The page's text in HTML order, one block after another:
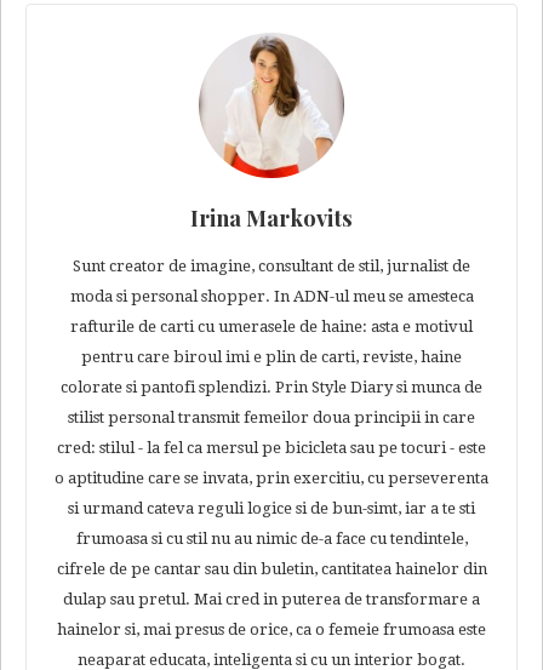
Irina Markovits
Sunt creator de imagine, consultant de stil, jurnalist de
moda si personal shopper. In ADN-ul meu se amesteca
rafturile de carti cu umerasele de haine: asta e motivul
pentru care biroul imi e plin de carti, reviste, haine
colorate si pantofi splendizi. Prin Style Diary si munca de
stilist personal transmit femeilor doua principii in care
cred: stilul - la fel ca mersul pe bicicleta sau pe tocuri - este
o aptitudine care se invata, prin exercitiu, cu perseverenta
si urmand cateva reguli logice si de bun-simt, iar a te sti
frumoasa si cu stil nu au nimic de-a face cu tendintele,
cifrele de pe cantar sau din buletin, cantitatea hainelor din
dulap sau pretul. Mai cred in puterea de transformare a
hainelor si, mai presus de orice, ca o femeie frumoasa este
neaparat educata, inteligenta si cu un interior bogat.